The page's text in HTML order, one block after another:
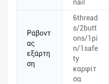
nail
Ράβοντ
ας
εξάρτη
ση
6thread
s/2butt
ons/1pi
n/1safe
ty
καρφίτ
σα